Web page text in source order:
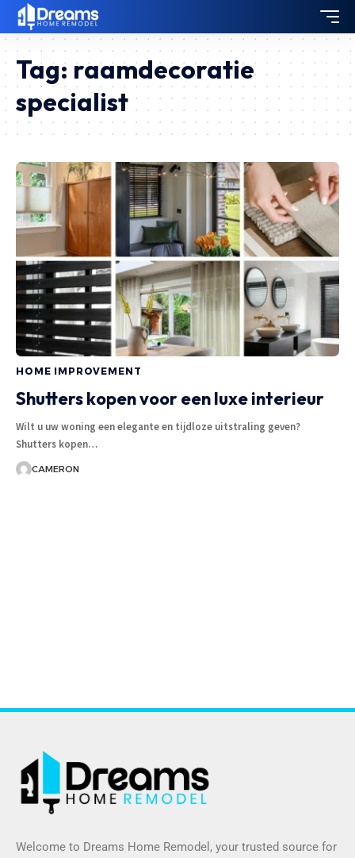
Tag: raamdecoratie
specialist
HOME IMPROVEMENT
Shutters kopen voor een luxe interieur
Wilt u uw woning een elegante en tijdloze uitstraling geven?
Shutters kopen…
CAMERON
Welcome to Dreams Home Remodel, your trusted source for